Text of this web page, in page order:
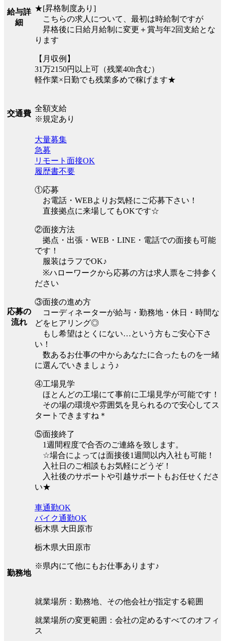
給与詳
細
★[昇格制度あり]
こちらの求人について、最初は時給制ですが
昇格後に日給月給制に変更＋賞与年2回支給とな
ります
【月収例】
31万2150円以上可（残業40h含む）
軽作業×日勤でも残業多めで稼げます★
交通費
全額支給
※規定あり
応募の
流れ
大量募集
急募
リモート面接OK
履歴書不要
①応募
お電話・WEBよりお気軽にご応募下さい！
直接拠点に来場してもOKです☆
②面接方法
拠点・出張・WEB・LINE・電話での面接も可能
です！
服装はラフでOK♪
※ハローワークから応募の方は求人票をご持参く
ださい
③面接の進め方
コーディネーターが給与・勤務地・休日・時間な
どをヒアリング◎
もし希望はとくにない…という方もご安心下さ
い！
数あるお仕事の中からあなたに合ったものを一緒
に選んでいきましょう♪
④工場見学
ほとんどの工場にて事前に工場見学が可能です！
その場の環境や雰囲気を見られるので安心してス
タートできますね＊
⑤面接終了
1週間程度で合否のご連絡を致します。
☆場合によっては面接後1週間以内入社も可能！
入社日のご相談もお気軽にどうぞ！
入社後のサポートや引越サポートもお任せくださ
い★
勤務地
車通勤OK
バイク通勤OK
栃木県 大田原市
栃木県大田原市
※県内にて他にもお仕事あります♪
就業場所：勤務地、その他会社が指定する範囲
就業場所の変更範囲：会社の定めるすべてのオフィ
ス